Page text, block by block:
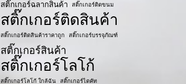
สติ๊กเกอร์ฉลากสินค้า สติ๊กเกอร์ติดขนม
สติ๊กเกอร์ติดสินค้า
สติ๊กเกอร์ติดสินค้าราคาถูก สติ๊กเกอร์บรรจุภัณฑ์
สติ๊กเกอร์สินค้า
สติ๊กเกอร์โลโก้
สติ๊กเกอร์โลโก้ ใกล้ฉัน สติ๊กเกอร์ไดคัท